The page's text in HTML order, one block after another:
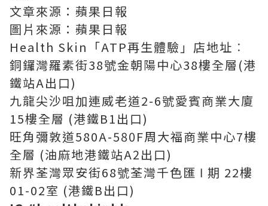
文章來源：蘋果日報
圖片來源：蘋果日報
Health Skin「ATP再生體驗」店地址︰
銅鑼灣羅素街38號金朝陽中心38樓全層(港
鐵站A出口)
九龍尖沙咀加連威老道2-6號愛賓商業大廈
15樓全層 (港鐵B1出口)
旺角彌敦道580A-580F周大福商業中心7樓
全層 (油麻地港鐵站A2出口)
新界荃灣眾安街68號荃灣千色匯 Ⅰ 期 22樓
01-02室 (港鐵B出口)